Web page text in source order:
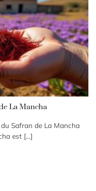
La Mancha
Safran de La Mancha
est [...]